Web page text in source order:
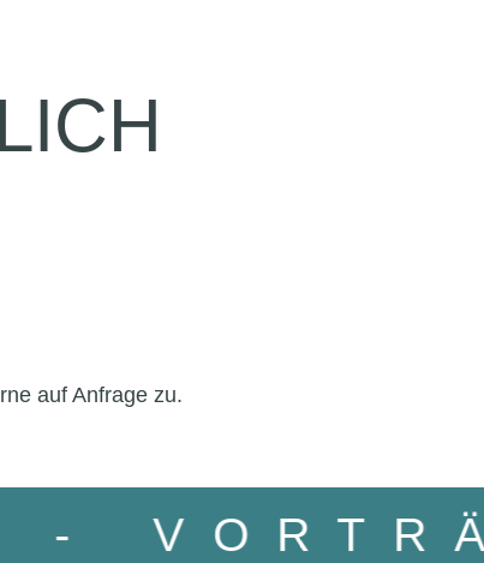
auf Anfrage zu.
-